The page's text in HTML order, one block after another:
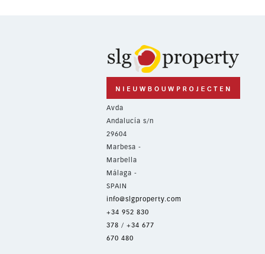
Avda
Andalucía s/n
29604
Marbesa -
Marbella
Málaga -
SPAIN
info@slgproperty.com
+34 952 830
378 / +34 677
670 480